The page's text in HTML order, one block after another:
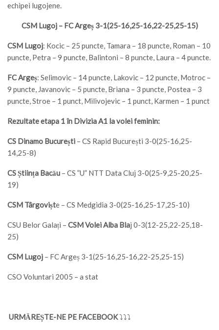
echipei lugojene.
CSM Lugoj – FC Argeș 3-1(25-16,25-16,22-25,25-15)
CSM Lugoj: Kocic – 25 puncte, Tamara – 18 puncte, Roman – 10
puncte, Petra – 9 puncte, Balintoni – 8 puncte, Laura – 4 puncte.
FC Argeș: Selimovic – 14 puncte, Lakovic – 12 puncte, Motroc –
9 puncte, Javanovic – 5 puncte, Briana – 3 puncte, Postea – 3
puncte, Stroe – 1 punct, Milivojevic – 1 punct, Karmen – 1 punct
Rezultate etapa 1 în Divizia A1 la volei feminin:
CS Dinamo București – CS Rapid București 3-0(25-16,25-
14,25-8)
CS Știința Bacău – CS ”U” NTT Data Cluj 3-0(25-9,25-20,25-
19)
CSM Târgoviște – CS Medgidia 3-0(25-16,25-17,25-10)
CSU Belor Galați – CSM Volei Alba Blaj 0-3(12-25,22-25,18-
25)
CSM Lugoj – FC Argeș 3-1(25-16,25-16,22-25,25-15)
CSO Voluntari 2005 – a stat
URMĂREȘTE-NE PE FACEBOOK⤵⤵⤵